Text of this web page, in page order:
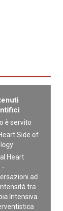
è servito
Side of
Heart
-
ad
tra
Intensiva